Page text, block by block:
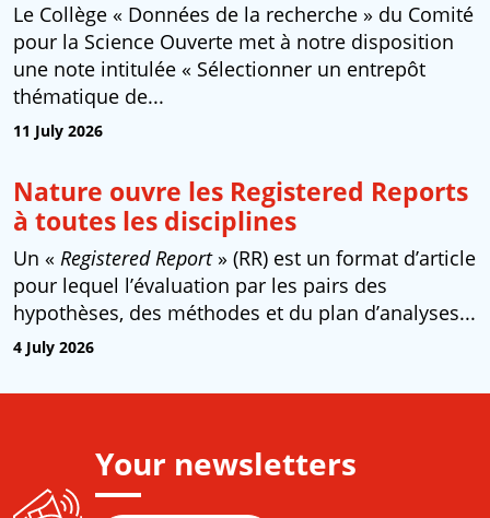
Le Collège « Données de la recherche » du Comité
pour la Science Ouverte met à notre disposition
une note intitulée « Sélectionner un entrepôt
thématique de...
11 July 2026
Nature ouvre les Registered Reports
à toutes les disciplines
Un « Registered Report» (RR) est un format d’article
pour lequel l’évaluation par les pairs des
hypothèses, des méthodes et du plan d’analyses...
4 July 2026
Your newsletters